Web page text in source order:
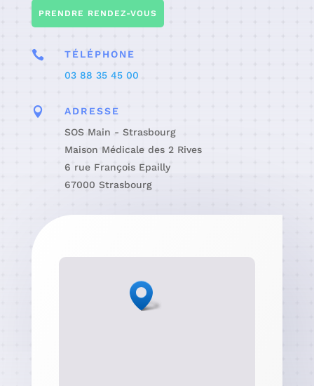
PRENDRE RENDEZ-VOUS

TÉLÉPHONE
03 88 35 45 00

ADRESSE
SOS Main - Strasbourg
Maison Médicale des 2 Rives
6 rue François Epailly
67000 Strasbourg